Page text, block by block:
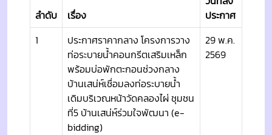
ลำดับ เรื่อง
ประกาศ
1
ประกาศราคากลาง โครงการวาง
ท่อระบายน้ำคอนกรีตเสริมเหล็ก
พร้อมบ่อพักตะกอนช่วงกลาง
บ้านเสน่ห์เชื่อมลงท่อระบายน้ำ
เดิมบริเวณหน้าวัดคลองไผ่ ชุมชน
ที่5 บ้านเสน่ห์ร่วมใจพัฒนา (e-
bidding)
29 พ.ค.
2569